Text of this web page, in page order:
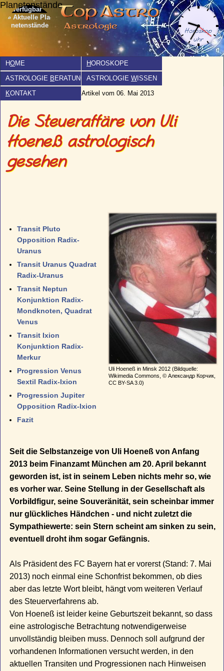
Planetenstände
» Aktuelle Pla­
netenstände
HOME HOROSKOPE
ASTROLOGIE B ERATUNG ASTROLOGIE W ISSEN
KONTAKT Artikel vom 06. Mai 2013
Die Steueraffäre von Uli
Hoeneß astrologisch
gesehen
Uli Hoeneß in Minsk 2012 (Bildquelle:
Wikimedia Commons, © Александр Корчик,
CC BY-SA 3.0)
Transit Pluto
Opposition Radix-
Uranus
Transit Uranus Quadrat
Radix-Uranus
Transit Neptun
Konjunktion Radix-
Mondknoten, Quadrat
Venus
Transit Ixion
Konjunktion Radix-
Merkur
Progression Venus
Sextil Radix-Ixion
Progression Jupiter
Opposition Radix-Ixion
Fazit
Seit die Selbstanzeige von Uli Hoeneß von Anfang
2013 beim Finanzamt München am 20. April bekannt
geworden ist, ist in seinem Leben nichts mehr so, wie
es vorher war. Seine Stellung in der Gesellschaft als
Vorbildfigur, seine Souveränität, sein scheinbar immer
nur glückliches Händchen - und nicht zuletzt die
Sympathiewerte: sein Stern scheint am sinken zu sein,
eventuell droht ihm sogar Gefängnis.
Als Präsident des FC Bayern hat er vorerst (Stand: 7. Mai
2013) noch einmal eine Schonfrist bekommen, ob dies
aber das letzte Wort bleibt, hängt vom weiteren Verlauf
des Steuerverfahrens ab.
Von Hoeneß ist leider keine Geburtszeit bekannt, so dass
eine astrologische Betrachtung notwendigerweise
unvollständig bleiben muss. Dennoch soll aufgrund der
vorhandenen Informationen versucht werden, in den
aktuellen Transiten und Progressionen nach Hinweisen